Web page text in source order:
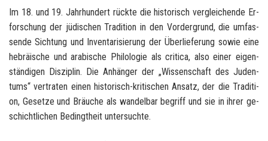
Im 18. und 19. Jahr­hun­dert rück­te die his­to­risch ver­glei­chen­de Er­
for­schung der jü­di­schen Tra­di­ti­on in den Vor­der­grund, die um­fas­
sen­de Sich­tung und In­ven­ta­ri­sie­rung der Über­lie­fe­rung sowie eine
he­bräi­sche und ara­bi­sche Phi­lo­lo­gie alscri­ti­ca, also einer ei­gen­
stän­di­gen Dis­zi­plin. Die An­hän­ger der „Wis­sen­schaft des Ju­den­
tums“ ver­tra­ten einen historisch-​kritischen An­satz, der die Tra­di­ti­
on, Ge­set­ze und Bräu­che als wan­del­bar be­griff und sie in ihrer ge­
schicht­li­chen Be­dingt­heit un­ter­such­te.